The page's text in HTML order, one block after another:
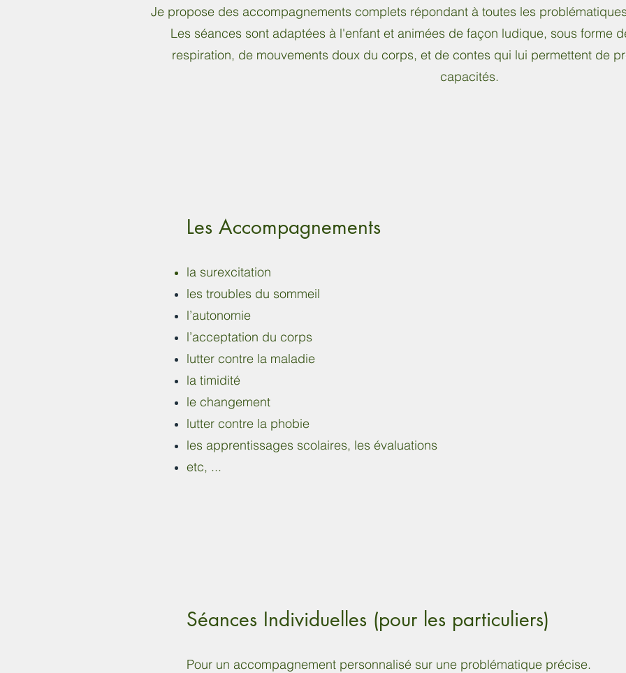
Je propose des accompagnements complets répondant à toutes les
Les séances sont adaptées à l'enfant et animées de façon ludique, sous forme
respiration, de mouvements doux du corps, et de contes qui lui permettent de
capacités.
Les Accompagnements
la surexcitation
les troubles du sommeil
l’autonomie
l’acceptation du corps
lutter contre la maladie
la timidité
le changement
lutter contre la phobie
les apprentissages scolaires, les évaluations
etc, ...
Séances Individuelles (pour les particuliers)
Pour un accompagnement personnalisé sur une problématique précise.